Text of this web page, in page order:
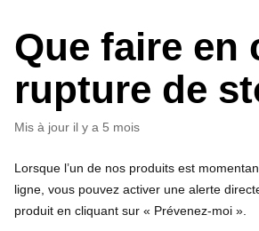
Que faire en
rupture de
Mis à jour il y a 5 mois
Lorsque l’un de nos produits est
ligne, vous pouvez activer une alerte
produit en cliquant sur « Prévenez-moi ».